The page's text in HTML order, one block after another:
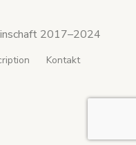
2017–2024
Kontakt